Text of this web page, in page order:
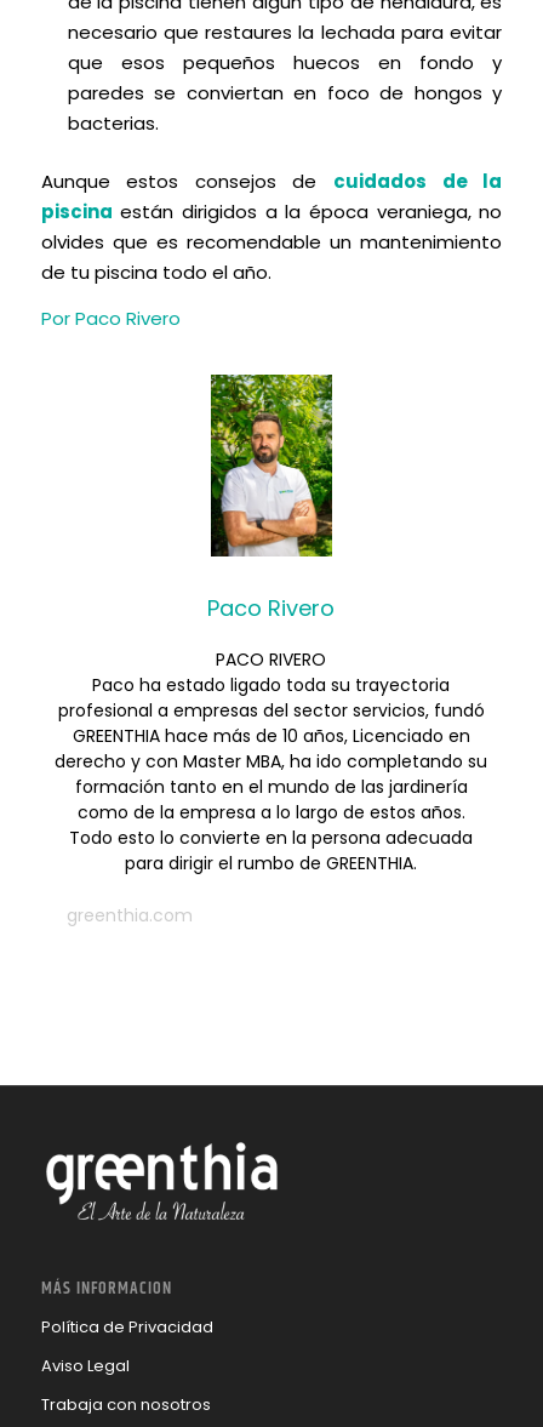
necesario que restaures la lechada para evitar
que esos pequeños huecos en fondo y
paredes se conviertan en foco de hongos y
bacterias.
Aunque estos consejos de cuidados de la
piscina están dirigidos a la época veraniega, no
olvides que es recomendable un mantenimiento
de tu piscina todo el año.
Por Paco Rivero
Paco Rivero
PACO RIVERO
Paco ha estado ligado toda su trayectoria
profesional a empresas del sector servicios, fundó
GREENTHIA hace más de 10 años, Licenciado en
derecho y con Master MBA, ha ido completando su
formación tanto en el mundo de las jardinería
como de la empresa a lo largo de estos años.
Todo esto lo convierte en la persona adecuada
para dirigir el rumbo de GREENTHIA.
greenthia.com
MÁS INFORMACION
Política de Privacidad
Aviso Legal
Trabaja con nosotros